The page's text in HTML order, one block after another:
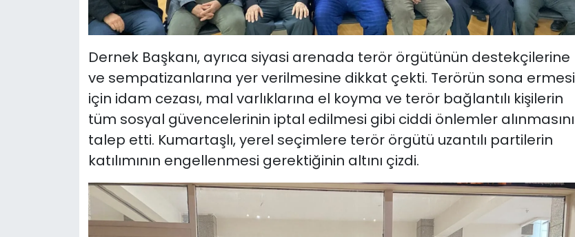
Dernek Başkanı, ayrıca siyasi arenada terör örgütünün destekçilerine
ve sempatizanlarına yer verilmesine dikkat çekti. Terörün sona ermesi
için idam cezası, mal varlıklarına el koyma ve terör bağlantılı kişilerin
tüm sosyal güvencelerinin iptal edilmesi gibi ciddi önlemler alınmasını
talep etti. Kumartaşlı, yerel seçimlere terör örgütü uzantılı partilerin
katılımının engellenmesi gerektiğinin altını çizdi.